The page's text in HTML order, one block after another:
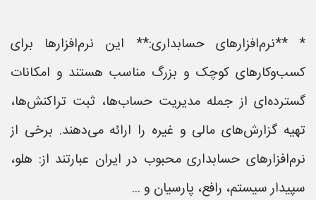
* **نرم‌افزارهای حسابداری:** این نرم‌افزارها برای
کسب‌وکارهای کوچک و بزرگ مناسب هستند و امکانات
گسترده‌ای از جمله مدیریت حساب‌ها، ثبت تراکنش‌ها،
تهیه گزارش‌های مالی و غیره را ارائه می‌دهند. برخی از
نرم‌افزارهای حسابداری محبوب در ایران عبارتند از: هلو،
سپیدار سیستم، رافع، پارسیان و ...